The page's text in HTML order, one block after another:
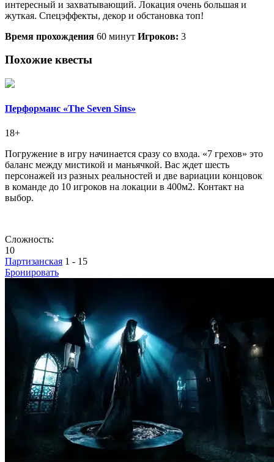
интересный и захватывающий. Локация очень большая и
жуткая. Спецэффекты, декор и обстановка топ!
Время прохождения 60 минут Игроков: 3
Похожие квесты
Перформанс «The Seven Sins»
18+
Погружение в игру начинается сразу со входа. «7 грехов» это
баланс между мистикой и маньячкой. Вас ждет шесть
персонажей из разных реальностей и две вариации концовок
в команде до 10 игроков на локации в 400м2. Контакт на
выбор.
Сложность:
10
Партизанская 1 - 15
Бронировать